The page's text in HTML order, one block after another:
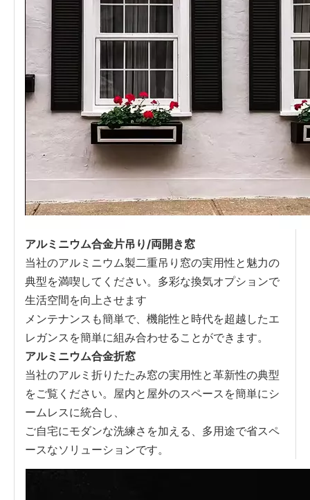
アルミニウム合金片吊り/両開き窓
当社のアルミニウム製二重吊り窓の実用性と魅力の
典型を満喫してください。多彩な換気オプションで
生活空間を向上させます
メンテナンスも簡単で、機能性と時代を超越したエ
レガンスを簡単に組み合わせることができます。
アルミニウム合金折窓
当社のアルミ折りたたみ窓の実用性と革新性の典型
をご覧ください。屋内と屋外のスペースを簡単にシ
ームレスに統合し、
ご自宅にモダンな洗練さを加える、多用途で省スペ
ースなソリューションです。